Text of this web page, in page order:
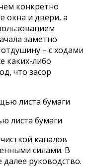
конкретно
окна и двери, а
заметно
– с ходами
каких-либо
что засор
листа бумаги
каналов
силами. В
руководство.